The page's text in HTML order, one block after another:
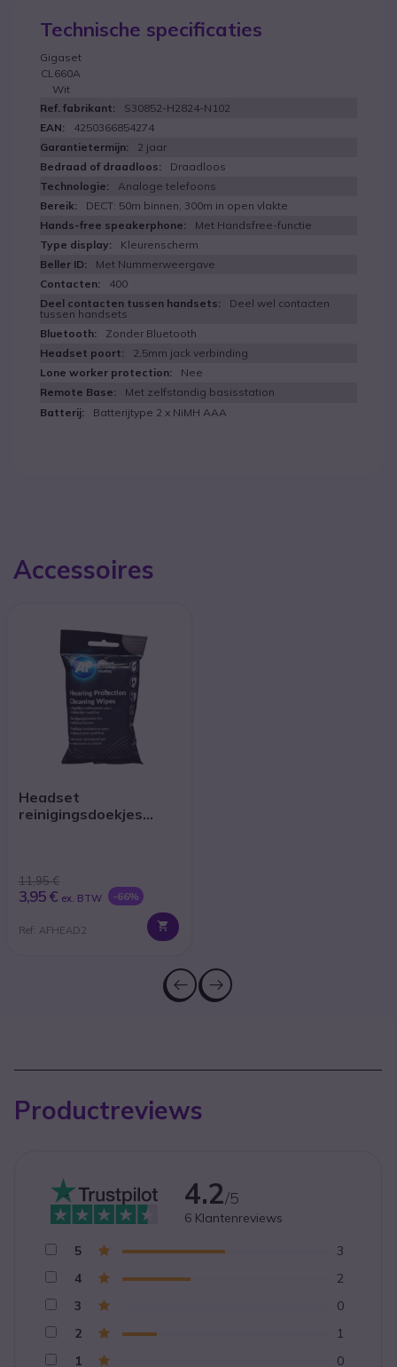
Technische specificaties
Gigaset
CL660A
Wit
S30852-H2824-N102
4250366854274
2 jaar
Draadloos
Analoge telefoons
DECT: 50m binnen, 300m in open vlakte
Met Handsfree-functie
Kleurenscherm
Met Nummerweergave
400
Deel wel contacten
tussen handsets
Zonder Bluetooth
2,5mm jack verbinding
Nee
Met zelfstandig basisstation
Batterijtype 2 x NiMH AAA
Accessoires
Headset
reinigingsdoekjes
11,95 €
3,95 € ex. BTW -66%
Ref: AFHEAD2
Productreviews
4.2/5
6 Klantenreviews
5
3
4
2
3
0
2
1
1
0